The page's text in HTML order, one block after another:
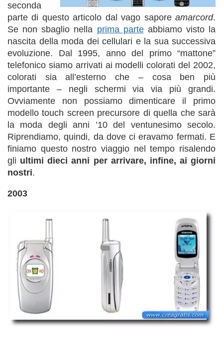
seconda
parte di questo articolo dal vago sapore amarcord.
Se non sbaglio nella prima parteabbiamo visto la
nascita della moda dei cellulari e la sua successiva
evoluzione. Dal 1995, anno del primo “mattone”
telefonico siamo arrivati ai modelli colorati del 2002,
colorati sia all’esterno che – cosa ben più
importante – negli schermi via via più grandi.
Ovviamente non possiamo dimenticare il primo
modello touch screen precursore di quella che sarà
la moda degli anni ’10 del ventunesimo secolo.
Riprendiamo, quindi, da dove ci eravamo fermati. E
finiamo questo nostro viaggio nel tempo risalendo
gli ultimi dieci anni per arrivare, infine, ai giorni
nostri.
2003